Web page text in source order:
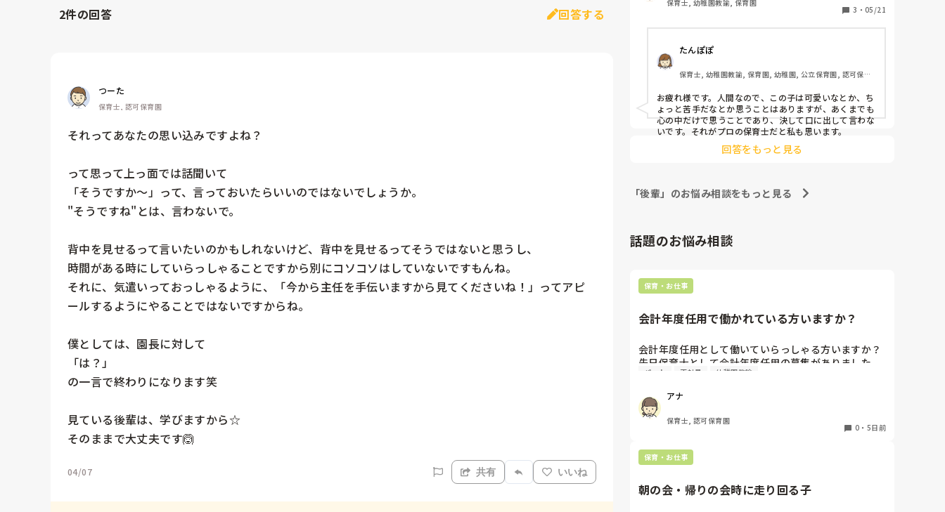
2件の回答 回答する
つーた
保育士, 認可保育園
それってあなたの思い込みですよね？
って思って上っ面では話聞いて
「そうですか〜」って、言っておいたらいいのではないでしょうか。
"そうですね"とは、言わないで。
背中を見せるって言いたいのかもしれないけど、背中を見せるってそうではないと思うし、
時間がある時にしていらっしゃることですから別にコソコソはしていないですもんね。
それに、気遣いっておっしゃるように、「今から主任を手伝いますから見てくださいね！」ってアピ
ールするようにやることではないですからね。
僕としては、園長に対して
「は？」
の一言で終わりになります笑
見ている後輩は、学びますから☆
そのままで大丈夫です🙆
04/07 共有 いいね
われても、可愛いよね〜とは言いますが、プロとし
て、好き嫌いは持つとよくないような気がします。
ありますが、、、
保育士, 幼稚園教諭, 保育園
3 ・ 05/21
たんぽぽ
保育士, 幼稚園教諭, 保育園, 幼稚園, 公立保育園, 認可保育
お疲れ様です。人間なので、この子は可愛いなとか、ち
ょっと苦手だなとか思うことはありますが、あくまでも
心の中だけで思うことであり、決して口に出して言わな
いです。それがプロの保育士だと私も思います。
回答をもっと見る
「後輩」のお悩み相談をもっと見る
話題のお悩み相談
保育・お仕事
会計年度任用で働かれている方いますか？
会計年度任用として働いていらっしゃる方いますか？
先日保育士として会計年度任用の募集がありました。
赤ちゃん訪問を主にするようですが、園勤務ではな
たいです。
よろしくお願いします。
パート 正社員 幼稚園教諭
アナ
保育士, 認可保育園
0 ・ 5日前
保育・お仕事
朝の会・帰りの会時に走り回る子